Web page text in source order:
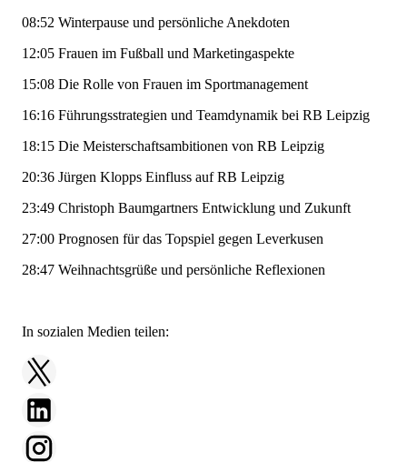
08:52 Winterpause und persönliche Anekdoten
12:05 Frauen im Fußball und Marketingaspekte
15:08 Die Rolle von Frauen im Sportmanagement
16:16 Führungsstrategien und Teamdynamik bei RB Leipzig
18:15 Die Meisterschaftsambitionen von RB Leipzig
20:36 Jürgen Klopps Einfluss auf RB Leipzig
23:49 Christoph Baumgartners Entwicklung und Zukunft
27:00 Prognosen für das Topspiel gegen Leverkusen
28:47 Weihnachtsgrüße und persönliche Reflexionen
In sozialen Medien teilen: